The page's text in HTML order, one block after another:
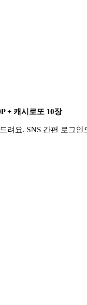
+ 캐시로또 10장
려요. SNS 간편 로그